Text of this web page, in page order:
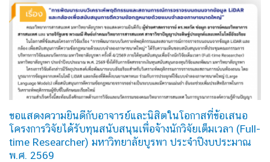
ขอแสดงความยินดีกับอาจารย์และนิสิตในโอกาสที่ข้อเสนอ
โครงการวิจัยได้รับทุนสนับสนุนเพื่อจ้างนักวิจัยเต็มเวลา (Full-
time Researcher) มหาวิทยาลัยบูรพา ประจำปีงบประมาณ
พ.ศ. 2569